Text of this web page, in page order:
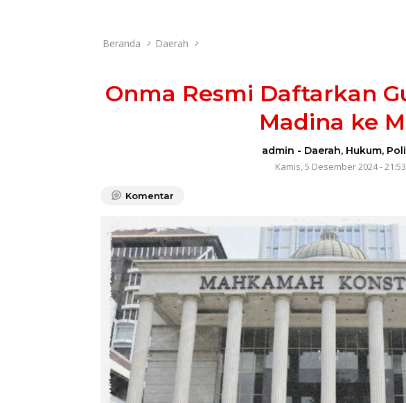
Beranda Daerah
Onma Resmi Daftarkan
Madina ke
admin - Daerah, Hukum,
Kamis, 5 Desember 2024 - 21:53
Komentar